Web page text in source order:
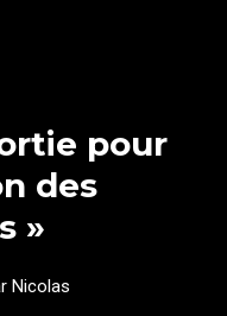
pour
des
»
Nicolas